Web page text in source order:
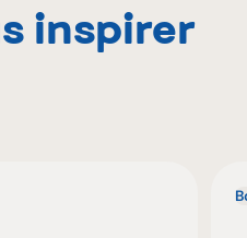
inspirer